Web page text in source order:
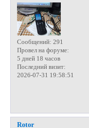
Сообщений: 291
Провел на форуме:
5 дней 18 часов
Последний визит:
2026-07-31 19:58:51
Rotor